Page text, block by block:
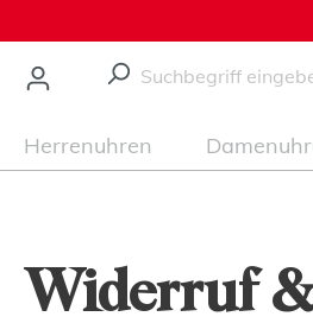
Herrenuhren
Widerruf